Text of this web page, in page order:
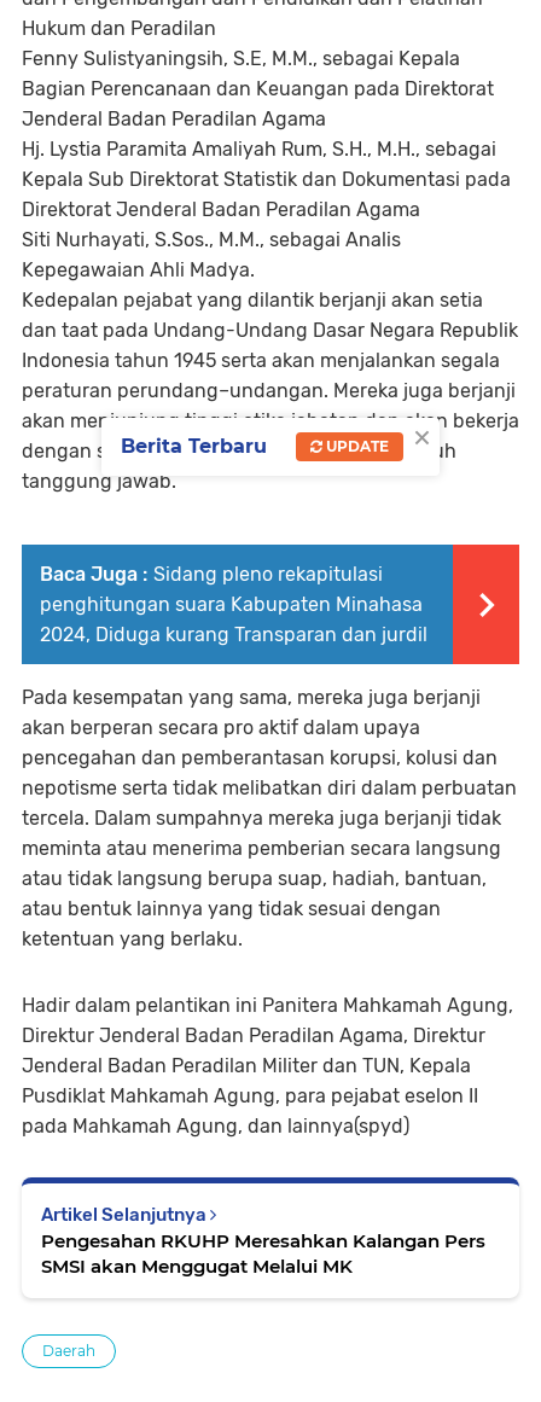
Hukum dan Peradilan
Fenny Sulistyaningsih, S.E, M.M., sebagai Kepala
Bagian Perencanaan dan Keuangan pada Direktorat
Jenderal Badan Peradilan Agama
Hj. Lystia Paramita Amaliyah Rum, S.H., M.H., sebagai
Kepala Sub Direktorat Statistik dan Dokumentasi pada
Direktorat Jenderal Badan Peradilan Agama
Siti Nurhayati, S.Sos., M.M., sebagai Analis
Kepegawaian Ahli Madya.
Kedepalan pejabat yang dilantik berjanji akan setia
dan taat pada Undang-Undang Dasar Negara Republik
Indonesia tahun 1945 serta akan menjalankan segala
peraturan perundang–undangan. Mereka juga berjanji
akan menjunjung tinggi etika jabatan dan akan bekerja
dengan sebaik-baiknya dan dengan rasa penuh
tanggung jawab.
Baca Juga : Sidang pleno rekapitulasi
penghitungan suara Kabupaten Minahasa
2024, Diduga kurang Transparan dan jurdil
Pada kesempatan yang sama, mereka juga berjanji
akan berperan secara pro aktif dalam upaya
pencegahan dan pemberantasan korupsi, kolusi dan
nepotisme serta tidak melibatkan diri dalam perbuatan
tercela. Dalam sumpahnya mereka juga berjanji tidak
meminta atau menerima pemberian secara langsung
atau tidak langsung berupa suap, hadiah, bantuan,
atau bentuk lainnya yang tidak sesuai dengan
ketentuan yang berlaku.
Hadir dalam pelantikan ini Panitera Mahkamah Agung,
Direktur Jenderal Badan Peradilan Agama, Direktur
Jenderal Badan Peradilan Militer dan TUN, Kepala
Pusdiklat Mahkamah Agung, para pejabat eselon II
pada Mahkamah Agung, dan lainnya(spyd)
Artikel Selanjutnya
Pengesahan RKUHP Meresahkan Kalangan Pers
SMSI akan Menggugat Melalui MK
Daerah
×
Berita Terbaru UPDATE